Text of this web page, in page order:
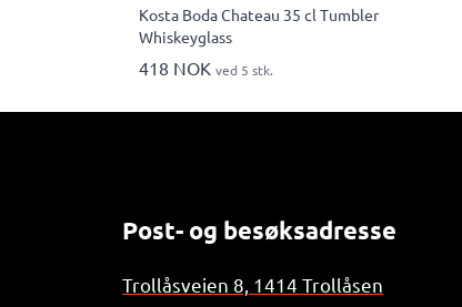
Kosta Boda Chateau 35 cl Tumbler
Whiskeyglass
418 NOK ved 5 stk.
Post- og besøksadresse
Trollåsveien 8, 1414 Trollåsen